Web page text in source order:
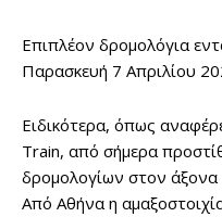
Επιπλέον δρομολόγια
Παρασκευή 7 Απριλίου
Ειδικότερα, όπως
Train, από σήμερα
δρομολογίων στον
Από Αθήνα η